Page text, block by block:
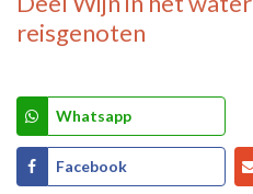
reisgenoten
Whatsapp
Facebook